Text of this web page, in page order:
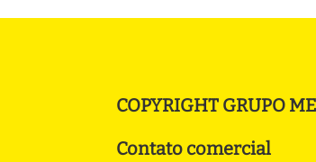
COPYRIGHT GRUPO
Contato comercial